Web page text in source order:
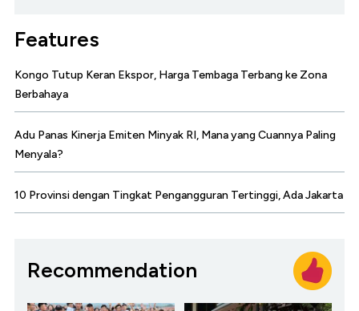
Features
Kongo Tutup Keran Ekspor, Harga Tembaga Terbang ke Zona
Berbahaya
Adu Panas Kinerja Emiten Minyak RI, Mana yang Cuannya Paling
Menyala?
10 Provinsi dengan Tingkat Pengangguran Tertinggi, Ada Jakarta
Recommendation